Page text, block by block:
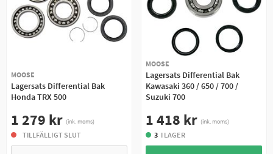
MOOSE
Lagersats Differential Bak
Honda TRX 500
1 279 kr (ink. moms)
TILLFÄLLIGT SLUT
MOOSE
Lagersats Differential Bak
Kawasaki 360 / 650 / 700 /
Suzuki 700
1 418 kr (ink. moms)
3 I LAGER